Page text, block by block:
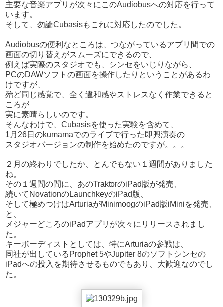
主要な音楽アプリが次々にこのAudiobusへの対応を行って
います。
そして、勿論Cubasisもこれに対応したのでした。
Audiobusの便利なところは、つながっているアプリ間での
画面の切り替えがスムーズにできるので、
例えば実際のスタジオでも、シンセをいじりながら、
PCのDAWソフトの画面を操作したりということがあるわ
けですが、
殆ど同じ感覚で、全く違和感やストレスなく作業できると
ころが
実に素晴らしいのです。
そんなわけで、Cubasisを使った実験を含めて、
1月26日のkumamaでのライブで行った即興演奏の
スタジオバージョンの制作を始めたのですが。。。
２月の終わりでしたか、とんでもない１週間がありました
ね。
その１週間の間に、あのTraktorのiPad版が発売、
続いてNovationのLaunchkeyのiPad版、
そして極めつけはArturiaがMinimoogのiPad版iMiniを発売、
と、
メジャーどころのiPadアプリが次々にリリースされまし
た。
キーボーディストとしては、特にArturiaの参戦は、
同社が出しているProphet 5やJupiter 8のソフトシンセの
iPadへの投入を期待させるものでもあり、大歓迎なのでし
た。